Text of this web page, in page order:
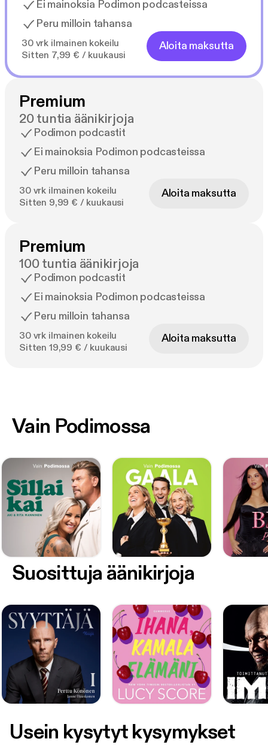
Ei mainoksia Podimon podcasteissa
Peru milloin tahansa
30 vrk ilmainen kokeilu
Sitten 7,99 € / kuukausi
Aloita maksutta
Premium
20 tuntia äänikirjoja
Podimon podcastit
Ei mainoksia Podimon podcasteissa
Peru milloin tahansa
30 vrk ilmainen kokeilu
Sitten 9,99 € / kuukausi
Aloita maksutta
Premium
100 tuntia äänikirjoja
Podimon podcastit
Ei mainoksia Podimon podcasteissa
Peru milloin tahansa
30 vrk ilmainen kokeilu
Sitten 19,99 € / kuukausi
Aloita maksutta
Vain Podimossa
Suosittuja äänikirjoja
Usein kysytyt kysymykset